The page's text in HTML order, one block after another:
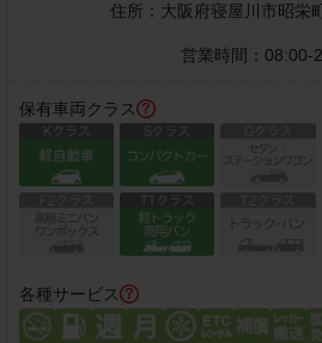
住所： 大阪府寝屋川市昭栄
営業時間： 08:00-
保有車両クラス
各種サービス